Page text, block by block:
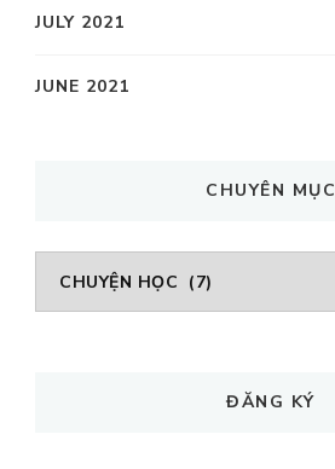
JULY 2021
JUNE 2021
CHUYÊN MỤC
CHUYÊN
MỤC
ĐĂNG KÝ